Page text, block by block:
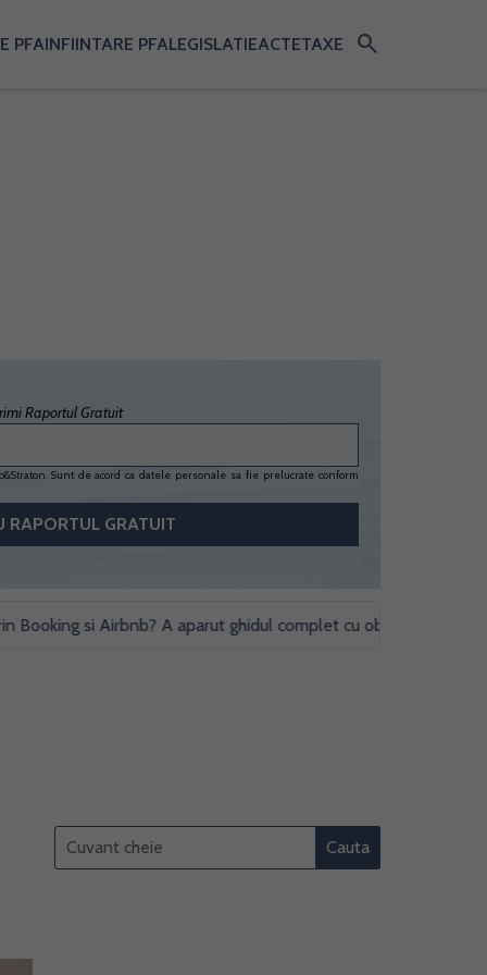
PFAINFIINTARE PFALEGISLATIEACTETAXE search
Raportul Gratuit
Sunt de acord ca datele personale sa fie prelucrate conform
si Airbnb? A aparut ghidul complet cu obligatii fiscale si